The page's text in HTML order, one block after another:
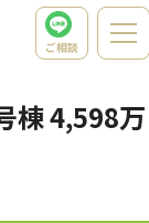
ご相談
棟 4,598万